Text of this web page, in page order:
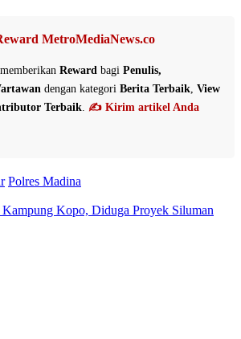
MetroMediaNews.co
Reward bagi Penulis,
dengan kategori Berita Terbaik View
Terbaik ✍️ Kirim artikel Anda
Polres Madina
Kopo, Diduga Proyek Siluman